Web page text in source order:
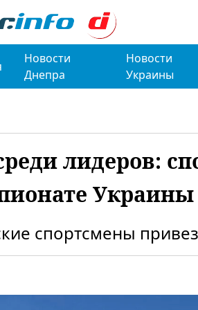
Новости
Днепра
Новости
Украины
лидеров:
Украины
спортсмены